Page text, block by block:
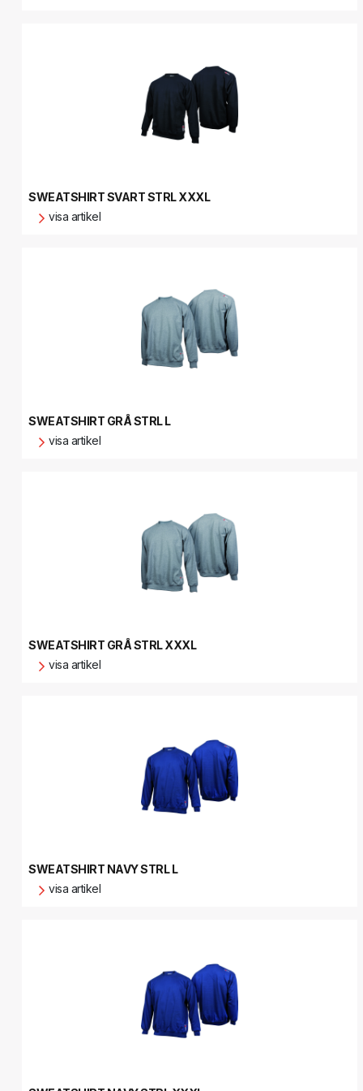
SWEATSHIRT SVART STRL XXXL
visa artikel
SWEATSHIRT GRÅ STRL L
visa artikel
SWEATSHIRT GRÅ STRL XXXL
visa artikel
SWEATSHIRT NAVY STRL L
visa artikel